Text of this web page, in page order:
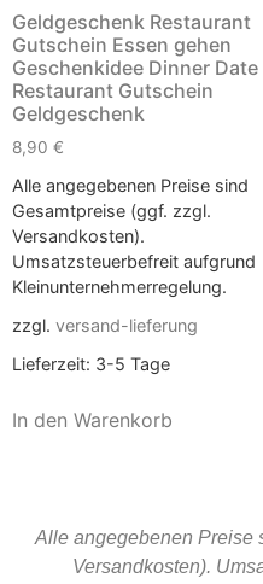
Geldgeschenk Restaurant
Gutschein Essen gehen
Geschenkidee Dinner Date
Restaurant Gutschein
Geldgeschenk
8,90 €
Alle angegebenen Preise sind
Gesamtpreise (ggf. zzgl.
Versandkosten).
Umsatzsteuerbefreit aufgrund
Kleinunternehmerregelung.
zzgl. versand-lieferung
Lieferzeit: 3-5 Tage
In den Warenkorb
Alle angegebenen Preise
Versandkosten).